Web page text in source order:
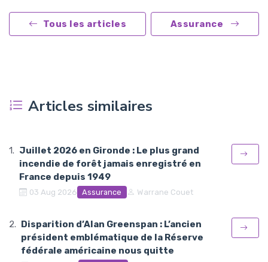
Tous les articles Assurance
Articles similaires
Juillet 2026 en Gironde : Le plus grand
incendie de forêt jamais enregistré en
France depuis 1949
03 Aug 2026 Assurance Warrane Couet
Disparition d’Alan Greenspan : L’ancien
président emblématique de la Réserve
fédérale américaine nous quitte